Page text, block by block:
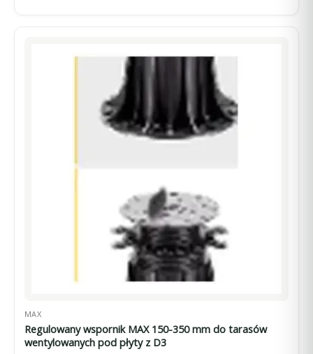
MAX
Regulowany wspornik MAX 150-350 mm do tarasów
wentylowanych pod płyty z D3